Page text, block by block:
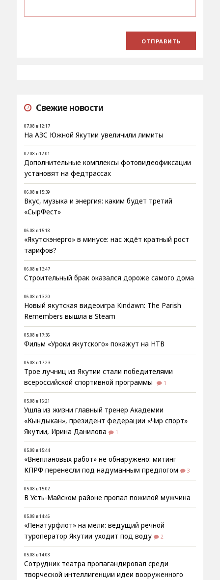
Свежие новости
07.08 в 12:17
На АЗС Южной Якутии увеличили лимиты
07.08 в 12:01
Дополнительные комплексы фотовидеофиксации
установят на федтрассах
06.08 в 15:39
Вкус, музыка и энергия: каким будет третий
«СырФест»
06.08 в 15:18
«Якутскэнерго» в минусе: нас ждёт кратный рост
тарифов?
06.08 в 13:47
Строительный брак оказался дороже самого дома
06.08 в 13:20
Новый якутская видеоигра Kindawn: The Parish
Remembers вышла в Steam
05.08 в 17:36
Фильм «Уроки якутского» покажут на НТВ
05.08 в 17:23
Трое лучниц из Якутии стали победителями
всероссийской спортивной программы
1
05.08 в 16:21
Ушла из жизни главный тренер Академии
«Кындыкан», президент федерации «Чир спорт»
Якутии, Ирина Данилова
1
05.08 в 15:44
«Внеплановых работ» не обнаружено: митинг
КПРФ перенесли под надуманным предлогом
3
05.08 в 15:02
В Усть-Майском районе пропал пожилой мужчина
05.08 в 14:46
«Ленатурфлот» на мели: ведущий речной
туроператор Якутии уходит под воду
2
05.08 в 14:08
Сотрудник театра пропагандировал среди
творческой интеллигенции идеи вооруженного